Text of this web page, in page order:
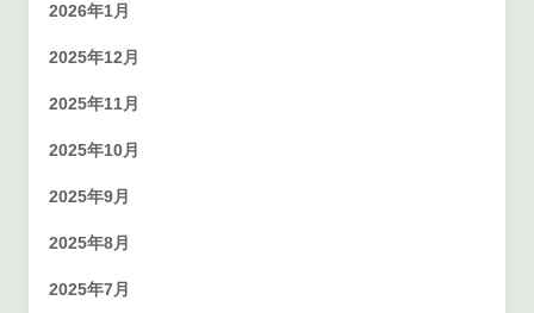
2026年1月
2025年12月
2025年11月
2025年10月
2025年9月
2025年8月
2025年7月